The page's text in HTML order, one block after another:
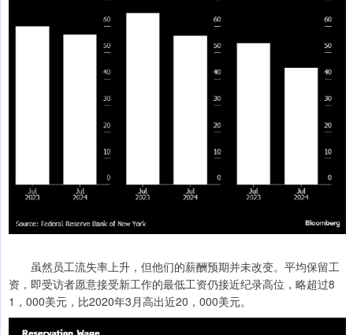
虽然员工流失率上升，但他们的薪酬预期并未改变。平均保留工
资，即受访者愿意接受新工作的最低工资仍接近纪录高位，略超过8
1，000美元，比2020年3月高出近20，000美元。